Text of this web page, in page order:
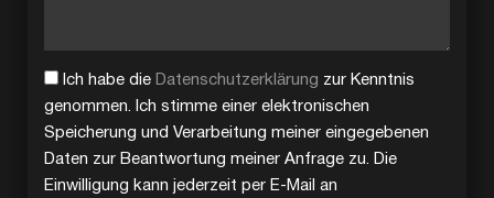
Ich habe die Datenschutzerklärung zur Kenntnis
genommen. Ich stimme einer elektronischen
Speicherung und Verarbeitung meiner eingegebenen
Daten zur Beantwortung meiner Anfrage zu. Die
Einwilligung kann jederzeit per E-Mail an